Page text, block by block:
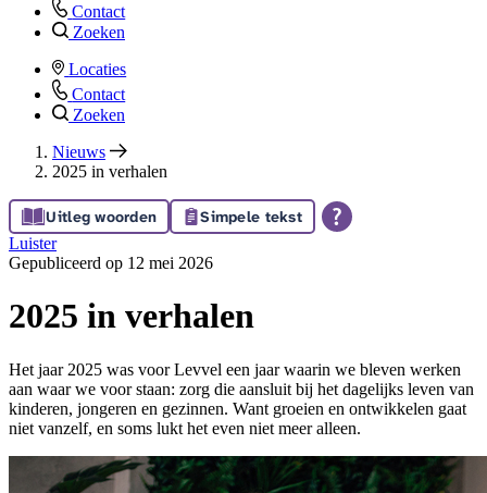
Contact
Zoeken
Locaties
Contact
Zoeken
Nieuws
2025 in verhalen
Uitleg woorden Simpele tekst
Luister
Gepubliceerd op 12 mei 2026
2025 in verhalen
Het jaar 2025 was voor Levvel een jaar waarin we bleven werken
aan waar we voor staan: zorg die aansluit bij het dagelijks leven van
kinderen, jongeren en gezinnen. Want groeien en ontwikkelen gaat
niet vanzelf, en soms lukt het even niet meer alleen.